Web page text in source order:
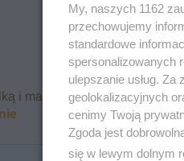
i marzysz o ekspresie,
My, naszych 1162
przechowujemy
standardowe
spersonalizowanych
ulepszanie usług.
geolokalizacyjnych
cenimy Twoją
Zgoda jest
się w lewym dolnym